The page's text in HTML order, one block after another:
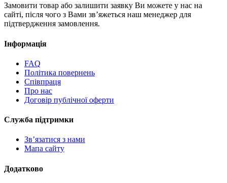
Замовити товар або залишити заявку Ви можете у нас на
сайті, після чого з Вами зв’яжеться наш менеджер для
підтвердження замовлення.
Інформація
FAQ
Політика повернень
Співпраця
Про нас
Договір публічної оферти
Служба підтримки
Зв’язатися з нами
Мапа сайту
Додатково